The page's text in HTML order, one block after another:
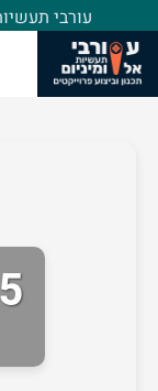
עורבי